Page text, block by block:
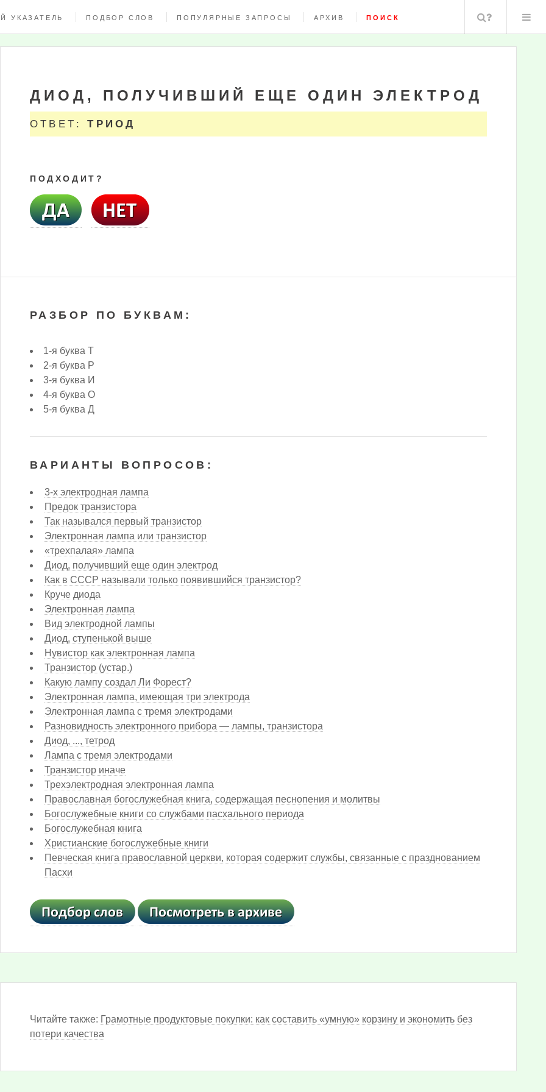
УКАЗАТЕЛЬ ПОДБОР СЛОВ ПОПУЛЯРНЫЕ ЗАПРОСЫ АРХИВ ПОИСК Поиск
ДИОД, ПОЛУЧИВШИЙ ЕЩЕ ОДИН ЭЛЕКТРОД
ОТВЕТ:ТРИОД
ПОДХОДИТ?
РАЗБОР ПО БУКВАМ:
1-я буква Т
2-я буква Р
3-я буква И
4-я буква О
5-я буква Д
ВАРИАНТЫ ВОПРОСОВ:
3-х электродная лампа
Предок транзистора
Так назывался первый транзистор
Электронная лампа или транзистор
«трехпалая» лампа
Диод, получивший еще один электрод
Как в СССР называли только появившийся транзистор?
Круче диода
Электронная лампа
Вид электродной лампы
Диод, ступенькой выше
Нувистор как электронная лампа
Транзистор (устар.)
Какую лампу создал Ли Форест?
Электронная лампа, имеющая три электрода
Электронная лампа с тремя электродами
Разновидность электронного прибора — лампы, транзистора
Диод, ..., тетрод
Лампа с тремя электродами
Транзистор иначе
Трехэлектродная электронная лампа
Православная богослужебная книга, содержащая песнопения и молитвы
Богослужебные книги со службами пасхального периода
Богослужебная книга
Христианские богослужебные книги
Певческая книга православной церкви, которая содержит службы, связанные с празднованием
Пасхи
Читайте также: Грамотные продуктовые покупки: как составить «умную» корзину и экономить без
потери качества